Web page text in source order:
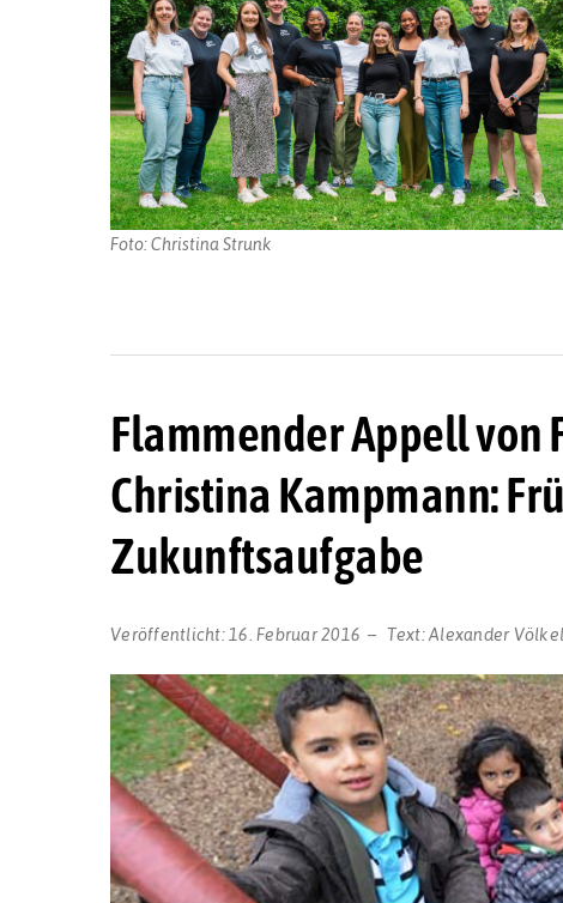
Foto: Christina Strunk
Flammender Appell
Christina Kampmann:
Zukunftsaufgabe
Veröffentlicht: 16. Februar 2016 Text:Alexander Völkel